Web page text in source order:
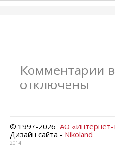
Комментарии
отключены
© 1997-2026 АО
Дизайн сайта - Nikoland
2014